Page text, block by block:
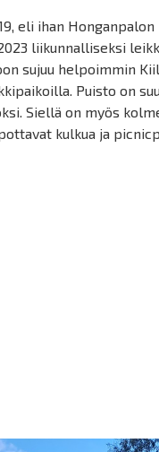
eli ihan Honganpalon
liikunnalliseksi
sujuu helpoimmin
Puisto on
Siellä on myös
kulkua ja